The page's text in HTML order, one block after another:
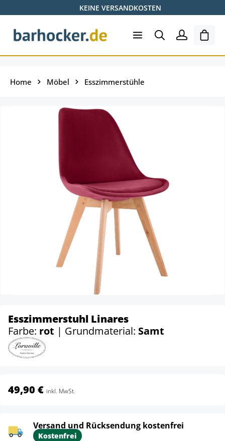
Zum Hauptinhalt springenKEINE VERSANDKOSTEN
Home Möbel Esszimmerstühle
Esszimmerstuhl Linares
Farbe: rot | Grundmaterial: Samt
49,90 € inkl. MwSt.
Versand und Rücksendung kostenfrei
Kostenfrei